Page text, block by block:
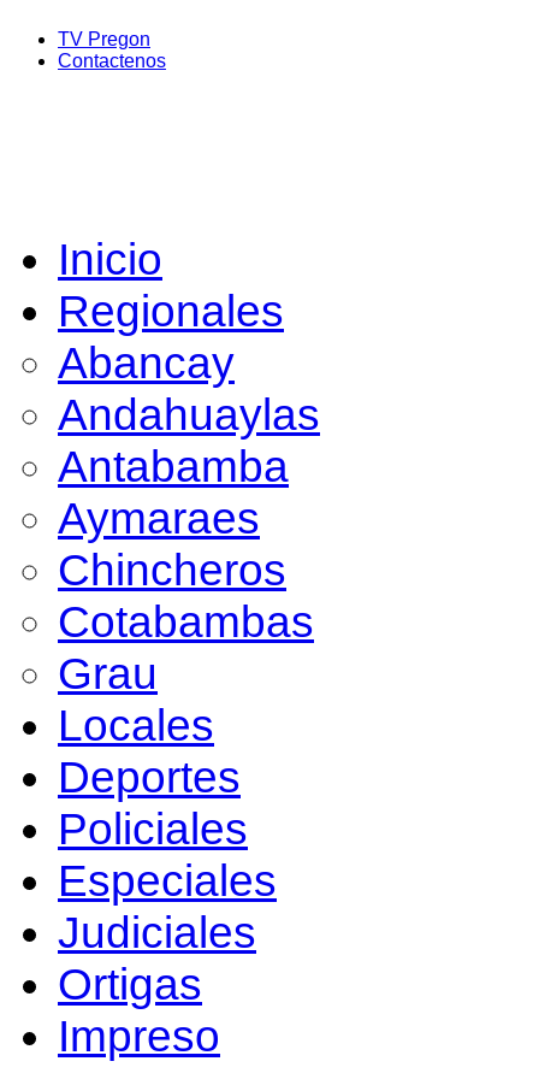
TV Pregon
Contactenos
Inicio
Regionales
Abancay
Andahuaylas
Antabamba
Aymaraes
Chincheros
Cotabambas
Grau
Locales
Deportes
Policiales
Especiales
Judiciales
Ortigas
Impreso